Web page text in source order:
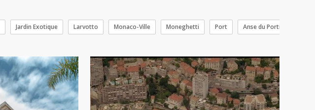
Jardin Exotique Larvotto Monaco-Ville Moneghetti Port Anse du Portier